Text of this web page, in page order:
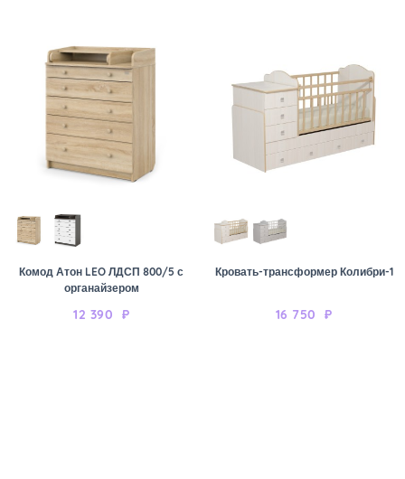
Комод Атон LEO ЛДСП 800/5 с
органайзером
12 390 ₽
Кровать-трансформер Колибри-1
16 750 ₽